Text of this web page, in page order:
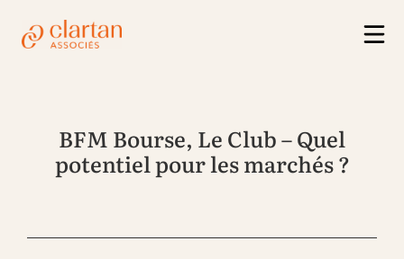
BFM Bourse, Le Club – Quel
potentiel pour les marchés ?